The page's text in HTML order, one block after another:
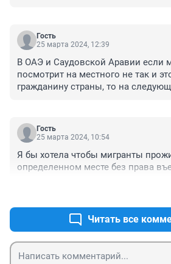
Гость
25 марта 2024, 12:39
В ОАЭ и Саудовской Аравии если
посмотрит на местного не так и
гражданину страны, то на
Гость
25 марта 2024, 10:54
Я бы хотела чтобы мигранты
определенном месте без права
Читать все